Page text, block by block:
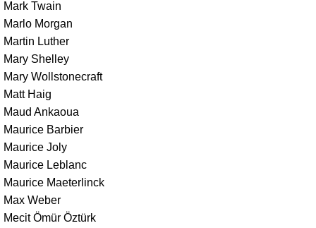
Mark Twain
Marlo Morgan
Martin Luther
Mary Shelley
Mary Wollstonecraft
Matt Haig
Maud Ankaoua
Maurice Barbier
Maurice Joly
Maurice Leblanc
Maurice Maeterlinck
Max Weber
Mecit Ömür Öztürk